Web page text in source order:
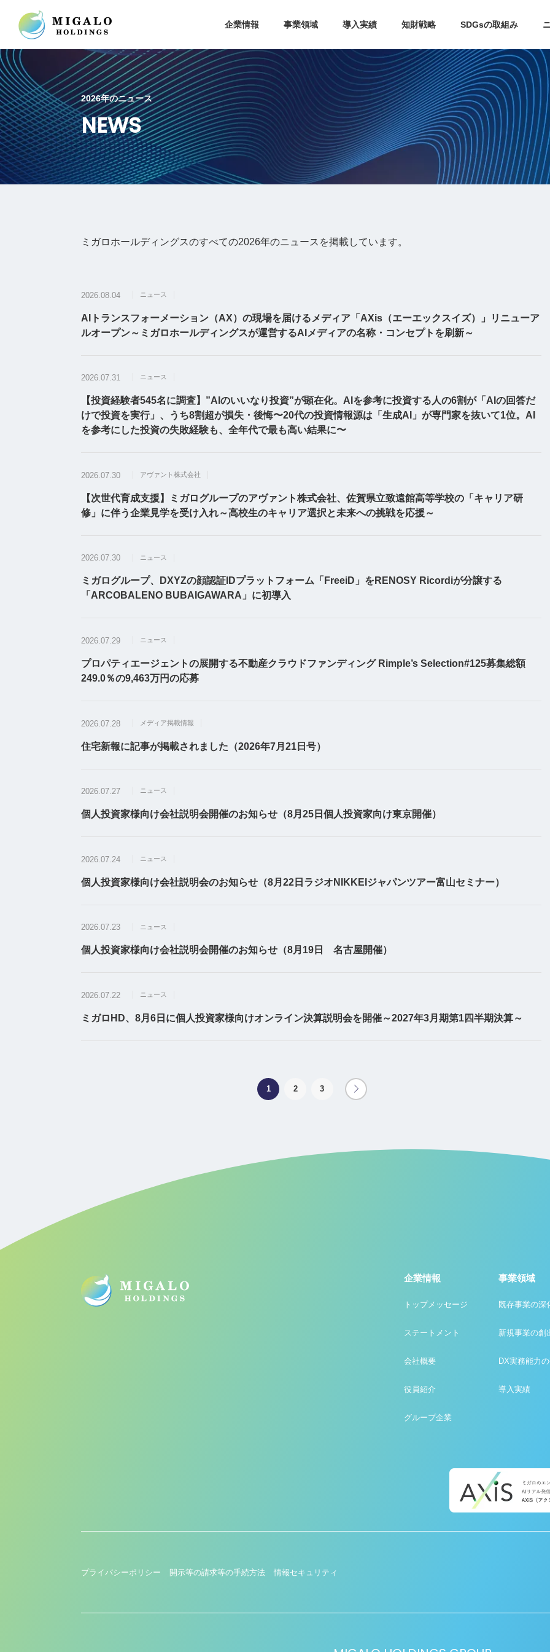
企業情報 事業領域 導入実績 知財戦略 SDGsの取組み
2026年のニュース
NEWS
ミガロホールディングスのすべての2026年のニュースを掲載しています。
2026.08.04 ニュース
AIトランスフォーメーション（AX）の現場を届けるメディア「AXis（エーエックスイズ）」リニューア
ルオープン～ミガロホールディングスが運営するAIメディアの名称・コンセプトを刷新～
2026.07.31 ニュース
【投資経験者545名に調査】”AIのいいなり投資”が顕在化。AIを参考に投資する人の6割が「AIの回答だ
けで投資を実行」、うち8割超が損失・後悔〜20代の投資情報源は「生成AI」が専門家を抜いて1位。AI
を参考にした投資の失敗経験も、全年代で最も高い結果に〜
2026.07.30 アヴァント株式会社
【次世代育成支援】ミガログループのアヴァント株式会社、佐賀県立致遠館高等学校の「キャリア研
修」に伴う企業見学を受け入れ～高校生のキャリア選択と未来への挑戦を応援～
2026.07.30 ニュース
ミガログループ、DXYZの顔認証IDプラットフォーム「FreeiD」をRENOSY Ricordiが分譲する
「ARCOBALENO BUBAIGAWARA」に初導入
2026.07.29 ニュース
プロパティエージェントの展開する不動産クラウドファンディング Rimple’s Selection#125募集総額
249.0％の9,463万円の応募
2026.07.28 メディア掲載情報
住宅新報に記事が掲載されました（2026年7月21日号）
2026.07.27 ニュース
個人投資家様向け会社説明会開催のお知らせ（8月25日個人投資家向け東京開催）
2026.07.24 ニュース
個人投資家様向け会社説明会のお知らせ（8月22日ラジオNIKKEIジャパンツアー富山セミナー）
2026.07.23 ニュース
個人投資家様向け会社説明会開催のお知らせ（8月19日 名古屋開催）
2026.07.22 ニュース
ミガロHD、8月6日に個人投資家様向けオンライン決算説明会を開催～2027年3月期第1四半期決算～
1 2 3
企業情報
トップメッセージ
ステートメント
会社概要
役員紹介
グループ企業
事業領域
既存事業の深
新規事業の創
DX実務能力
導入実績
プライバシーポリシー 開示等の請求等の手続方法 情報セキュリティ